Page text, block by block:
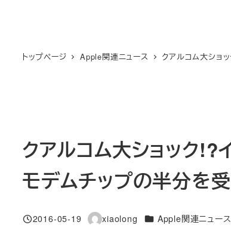
トップページ Apple関連ニュース クアルコム大ショ
クアルコム大ショック
モデムチップの半分を
投稿日
2016-05-19
著
xiaolong カテゴリー
Apple関連ニュース